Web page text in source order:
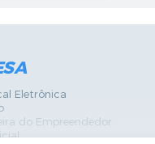
Eletrônica
do Empreendedor